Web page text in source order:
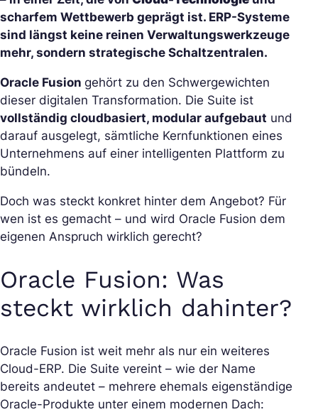
scharfem Wettbewerb geprägt ist. ERP-Systeme
sind längst keine reinen Verwaltungswerkzeuge
mehr, sondern strategische Schaltzentralen.
Oracle Fusion gehört zu den Schwergewichten
dieser digitalen Transformation. Die Suite ist
vollständig cloudbasiert, modular aufgebaut und
darauf ausgelegt, sämtliche Kernfunktionen eines
Unternehmens auf einer intelligenten Plattform zu
bündeln.
Doch was steckt konkret hinter dem Angebot? Für
wen ist es gemacht – und wird Oracle Fusion dem
eigenen Anspruch wirklich gerecht?
Oracle Fusion: Was
steckt wirklich dahinter?
Oracle Fusion ist weit mehr als nur ein weiteres
Cloud-ERP. Die Suite vereint – wie der Name
bereits andeutet – mehrere ehemals eigenständige
Oracle-Produkte unter einem modernen Dach: